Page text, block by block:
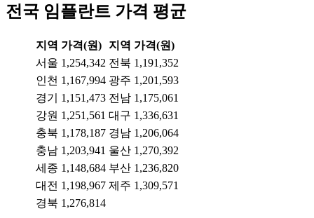
전국 임플란트 가격 평균
지역 가격(원) 지역 가격(원)
서울 1,254,342 전북 1,191,352
인천 1,167,994 광주 1,201,593
경기
1,151,473 전남 1,175,061
강원 1,251,561 대구 1,336,631
충북 1,178,187 경남 1,206,064
충남 1,203,941 울산 1,270,392
세종 1,148,684 부산 1,236,820
대전 1,198,967 제주 1,309,571
경북 1,276,814